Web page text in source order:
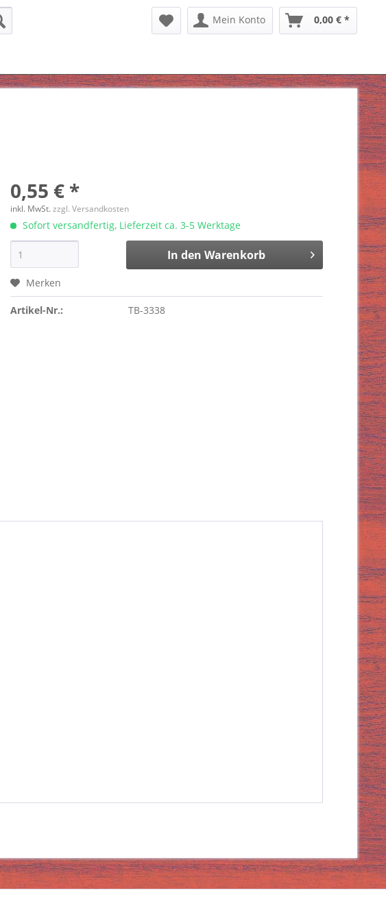
Mein Konto 0,00 € *
0,55 € *
inkl. MwSt.zzgl. Versandkosten
Sofort versandfertig, Lieferzeit ca. 3-5 Werktage
In den Warenkorb
Merken
Artikel-Nr.: TB-3338